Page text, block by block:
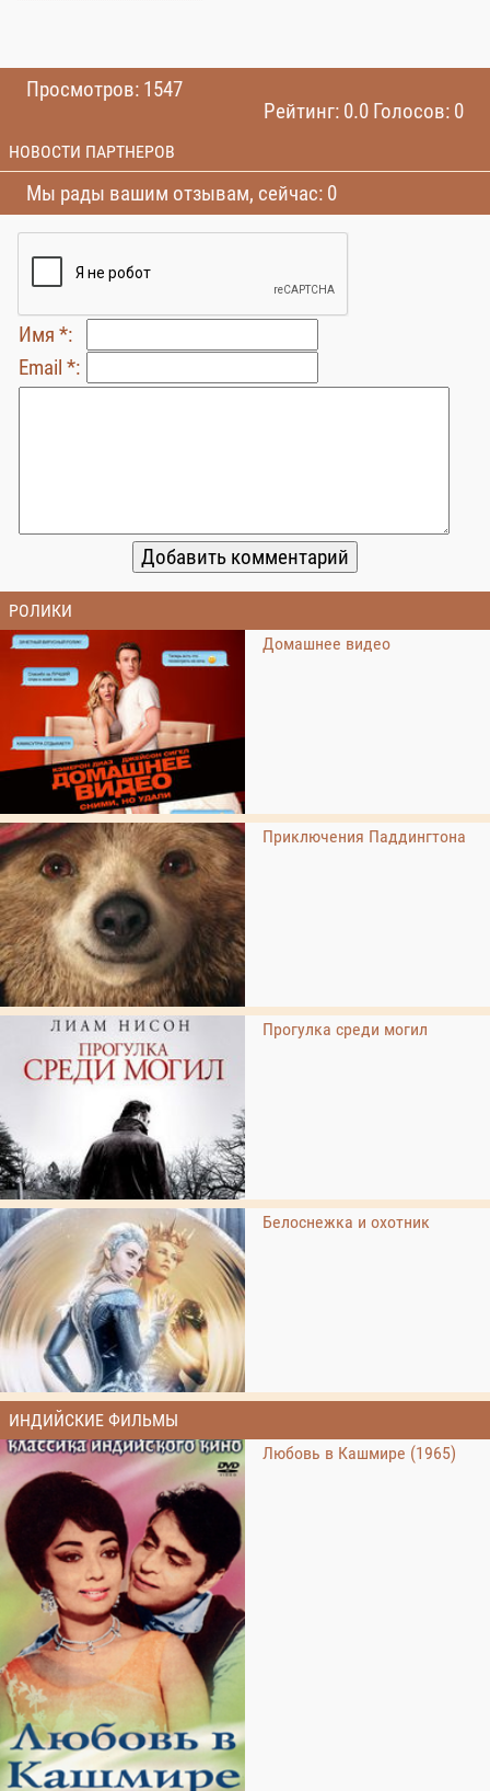
Просмотров: 1547
Рейтинг: 0.0 Голосов: 0
НОВОСТИ ПАРТНЕРОВ
Мы рады вашим отзывам, сейчас: 0
Имя *:
Email *:
РОЛИКИ
Домашнее видео
Приключения Паддингтона
Прогулка среди могил
Белоснежка и охотник
ИНДИЙСКИЕ ФИЛЬМЫ
Любовь в Кашмире (1965)